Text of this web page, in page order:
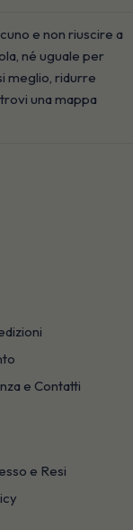
e non riuscire a
né uguale per
meglio, ridurre
una mappa
e Contatti
e Resi